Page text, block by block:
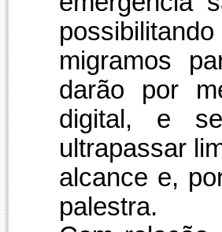
migramos
darão por
digital, e
ultrapassar
alcance e,
palestra.